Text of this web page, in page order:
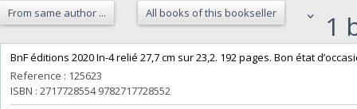
From same author ... All books of this bookseller 1
‎BnF éditions 2020 In-4 relié 27,7 cm sur 23,2. 192 pages. Bon état
Reference : 125623
ISBN : 2717728554 9782717728552